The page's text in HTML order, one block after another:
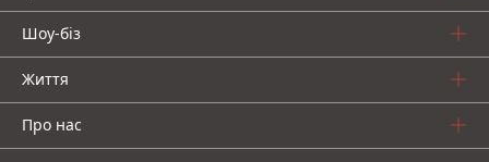
Шоу-біз
Життя
Про нас